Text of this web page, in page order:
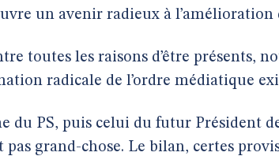
un avenir radieux à l’amélioration
toutes les raisons d’être présents,
radicale de l’ordre médiatique
du PS, puis celui du futur Président
grand-chose. Le bilan, certes